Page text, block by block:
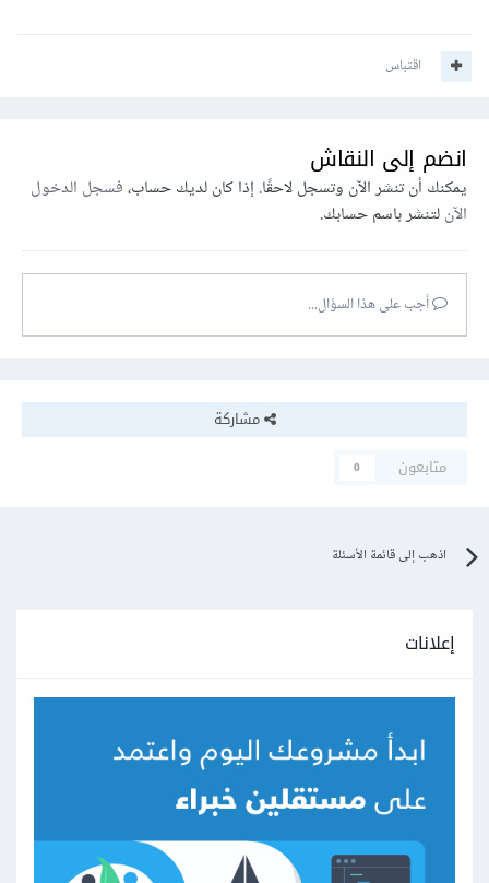
اقتباس
انضم إلى النقاش
يمكنك أن تنشر الآن وتسجل لاحقًا. إذا كان لديك حساب،فسجل الدخول
الآنلتنشر باسم حسابك.
أجب على هذا السؤال...
مشاركة
متابعون
0
اذهب إلى قائمة الأسئلة
إعلانات